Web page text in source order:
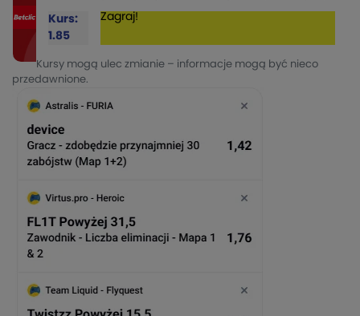
Kurs:
1.85
Zagraj!
Kursy mogą ulec zmianie – informacje mogą być nieco
przedawnione.